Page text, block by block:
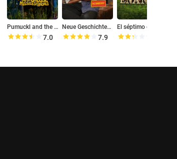
Pumuckl and the Big Misunderstanding
7.0
Neue Geschichten vom Pumuckl
7.9
El séptimo enanito